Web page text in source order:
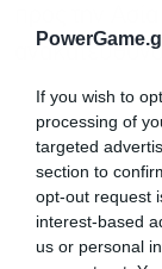
If you wish to
processing of
targeted
section to
opt-out request
interest-based
us or personal